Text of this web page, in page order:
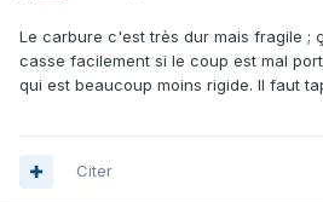
Le carbure c'est très dur mais fragile ;
casse facilement si le coup est mal
qui est beaucoup moins rigide. Il faut
Citer